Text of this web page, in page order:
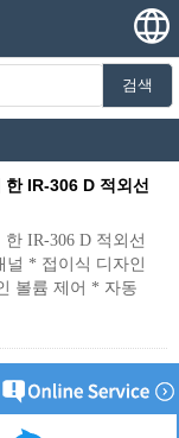
검색
IR-306 D 적외선
IR-306 D 적외선
널 * 접이식 디자인
볼륨 제어 * 자동
D IR 무선 헤드셋
D IR-8670 D IR
\/헤드셋\/이어폰\/